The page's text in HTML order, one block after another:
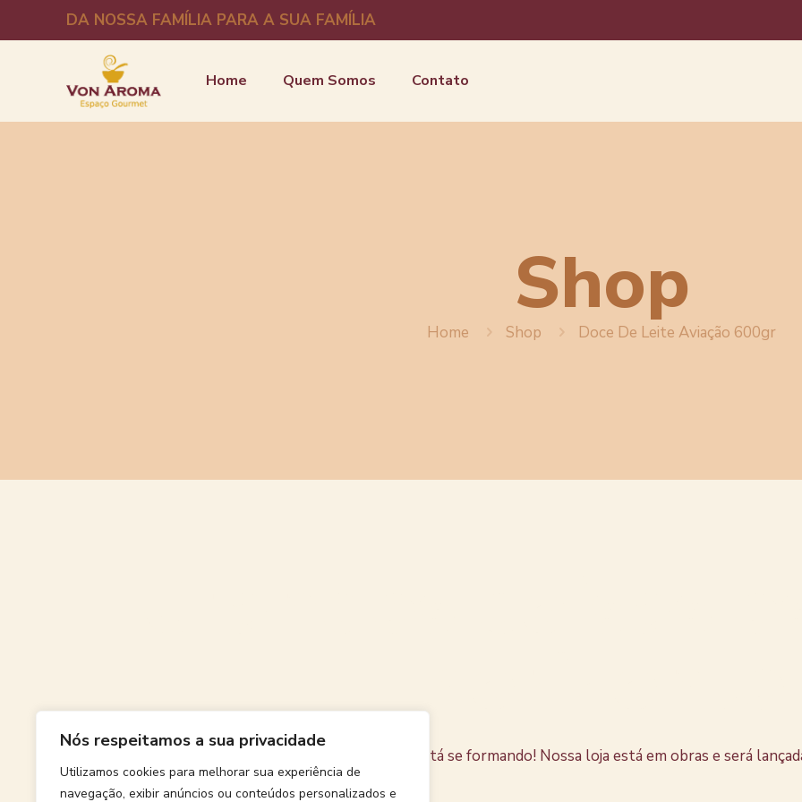
Nós respeitamos a sua privacidade
Utilizamos cookies para melhorar sua experiência de
navegação, exibir anúncios ou conteúdos personalizados e
DA NOSSA FAMÍLIA PARA A SUA FAMÍLIA
Home Quem Somos Contato
Shop
Home Shop Doce De Leite Aviação 600gr
Algo grande está se formando! Nossa loja está em obras e será